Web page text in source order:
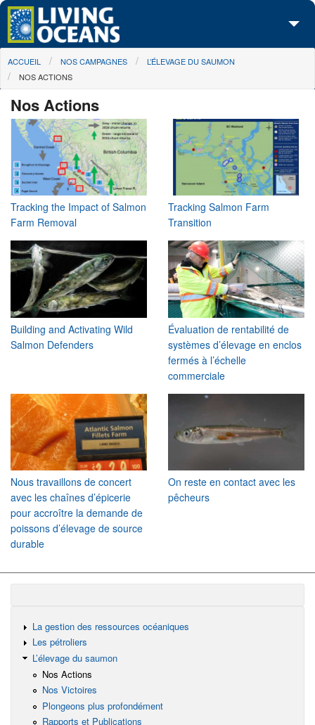
Skip to main content
À propos de nous
Centre des Médias
Les Cartes
Passez à l'action
You are here
ACCUEIL NOS CAMPAGNES
L’ÉLEVAGE DU SAUMON
NOS ACTIONS
Nos Actions
Tracking the Impact of Salmon
Farm Removal
Tracking Salmon Farm
Transition
Building and Activating Wild
Salmon Defenders
Évaluation de rentabilité de
systèmes d’élevage en enclos
fermés à l’échelle
commerciale
Nous travaillons de concert
avec les chaînes d’épicerie
pour accroître la demande de
poissons d’élevage de source
durable
On reste en contact avec les
pêcheurs
La gestion des ressources océaniques
Les pétroliers
L’élevage du saumon
Nos Actions
Nos Victoires
Plongeons plus profondément
Rapports et Publications